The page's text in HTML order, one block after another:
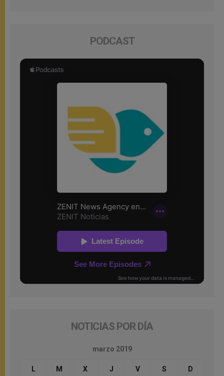
PODCAST
NOTICIAS POR DÍA
marzo 2019
L M X J V S D